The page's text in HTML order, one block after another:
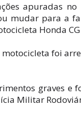
apuradas
mudar para a
Honda
foi
graves e
Militar